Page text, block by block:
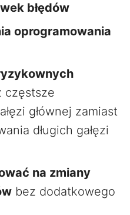
błędów
oprogramowania
częstsze
głównej zamiast
długich gałęzi
na zmiany
bez dodatkowego